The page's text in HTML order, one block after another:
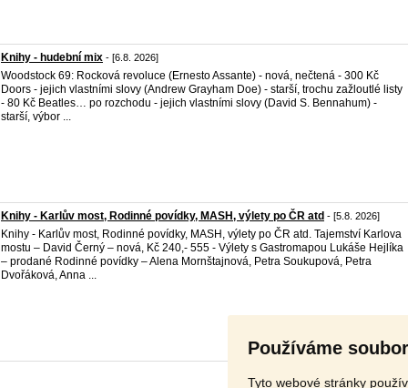
Používáme
Tyto webové stránky
Knihy - hudební mix - [6.8. 2026]
Woodstock 69: Rocková revoluce (Ernesto Assante) - nová, nečtená - 300 Kč
Doors - jejich vlastními slovy (Andrew Grayham Doe) - starší, trochu zažloutlé listy
- 80 Kč Beatles… po rozchodu - jejich vlastními slovy (David S. Bennahum) -
starší, výbor ...
Knihy - Karlův most, Rodinné povídky, MASH, výlety po ČR atd - [5.8. 2026]
Knihy - Karlův most, Rodinné povídky, MASH, výlety po ČR atd. Tajemství Karlova
mostu – David Černý – nová, Kč 240,- 555 - Výlety s Gastromapou Lukáše Hejlíka
– prodané Rodinné povídky – Alena Mornštajnová, Petra Soukupová, Petra
Dvořáková, Anna ...